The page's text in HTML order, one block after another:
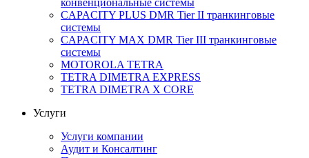
конвенциональные системы
CAPACITY PLUS DMR Tier II транкинговые
системы
CAPACITY MAX DMR Tier III транкинговые
системы
MOTOROLA TETRA
TETRA DIMETRA EXPRESS
TETRA DIMETRA X CORE
Услуги
Услуги компании
Аудит и Консалтинг